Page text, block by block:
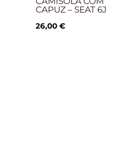
CAPUZ – SEAT 6J
26,00 €